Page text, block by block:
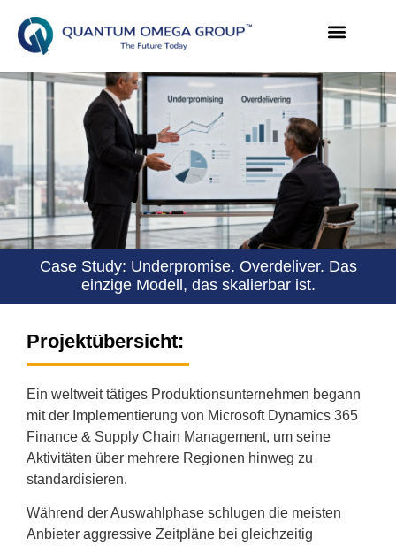
Case Study: Underpromise. Overdeliver. Das
einzige Modell, das skalierbar ist.
Projektübersicht:
Ein weltweit tätiges Produktionsunternehmen begann
mit der Implementierung von Microsoft Dynamics 365
Finance & Supply Chain Management, um seine
Aktivitäten über mehrere Regionen hinweg zu
standardisieren.
Während der Auswahlphase schlugen die meisten
Anbieter aggressive Zeitpläne bei gleichzeitig